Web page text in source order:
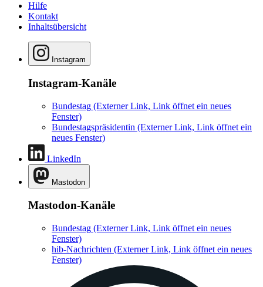
Hilfe
Kontakt
Inhaltsübersicht
Instagram
Instagram-Kanäle
Bundestag (Externer Link, Link öffnet ein neues
Fenster)
Bundestagspräsidentin (Externer Link, Link öffnet ein
neues Fenster)
LinkedIn
Mastodon
Mastodon-Kanäle
Bundestag (Externer Link, Link öffnet ein neues
Fenster)
hib-Nachrichten (Externer Link, Link öffnet ein neues
Fenster)